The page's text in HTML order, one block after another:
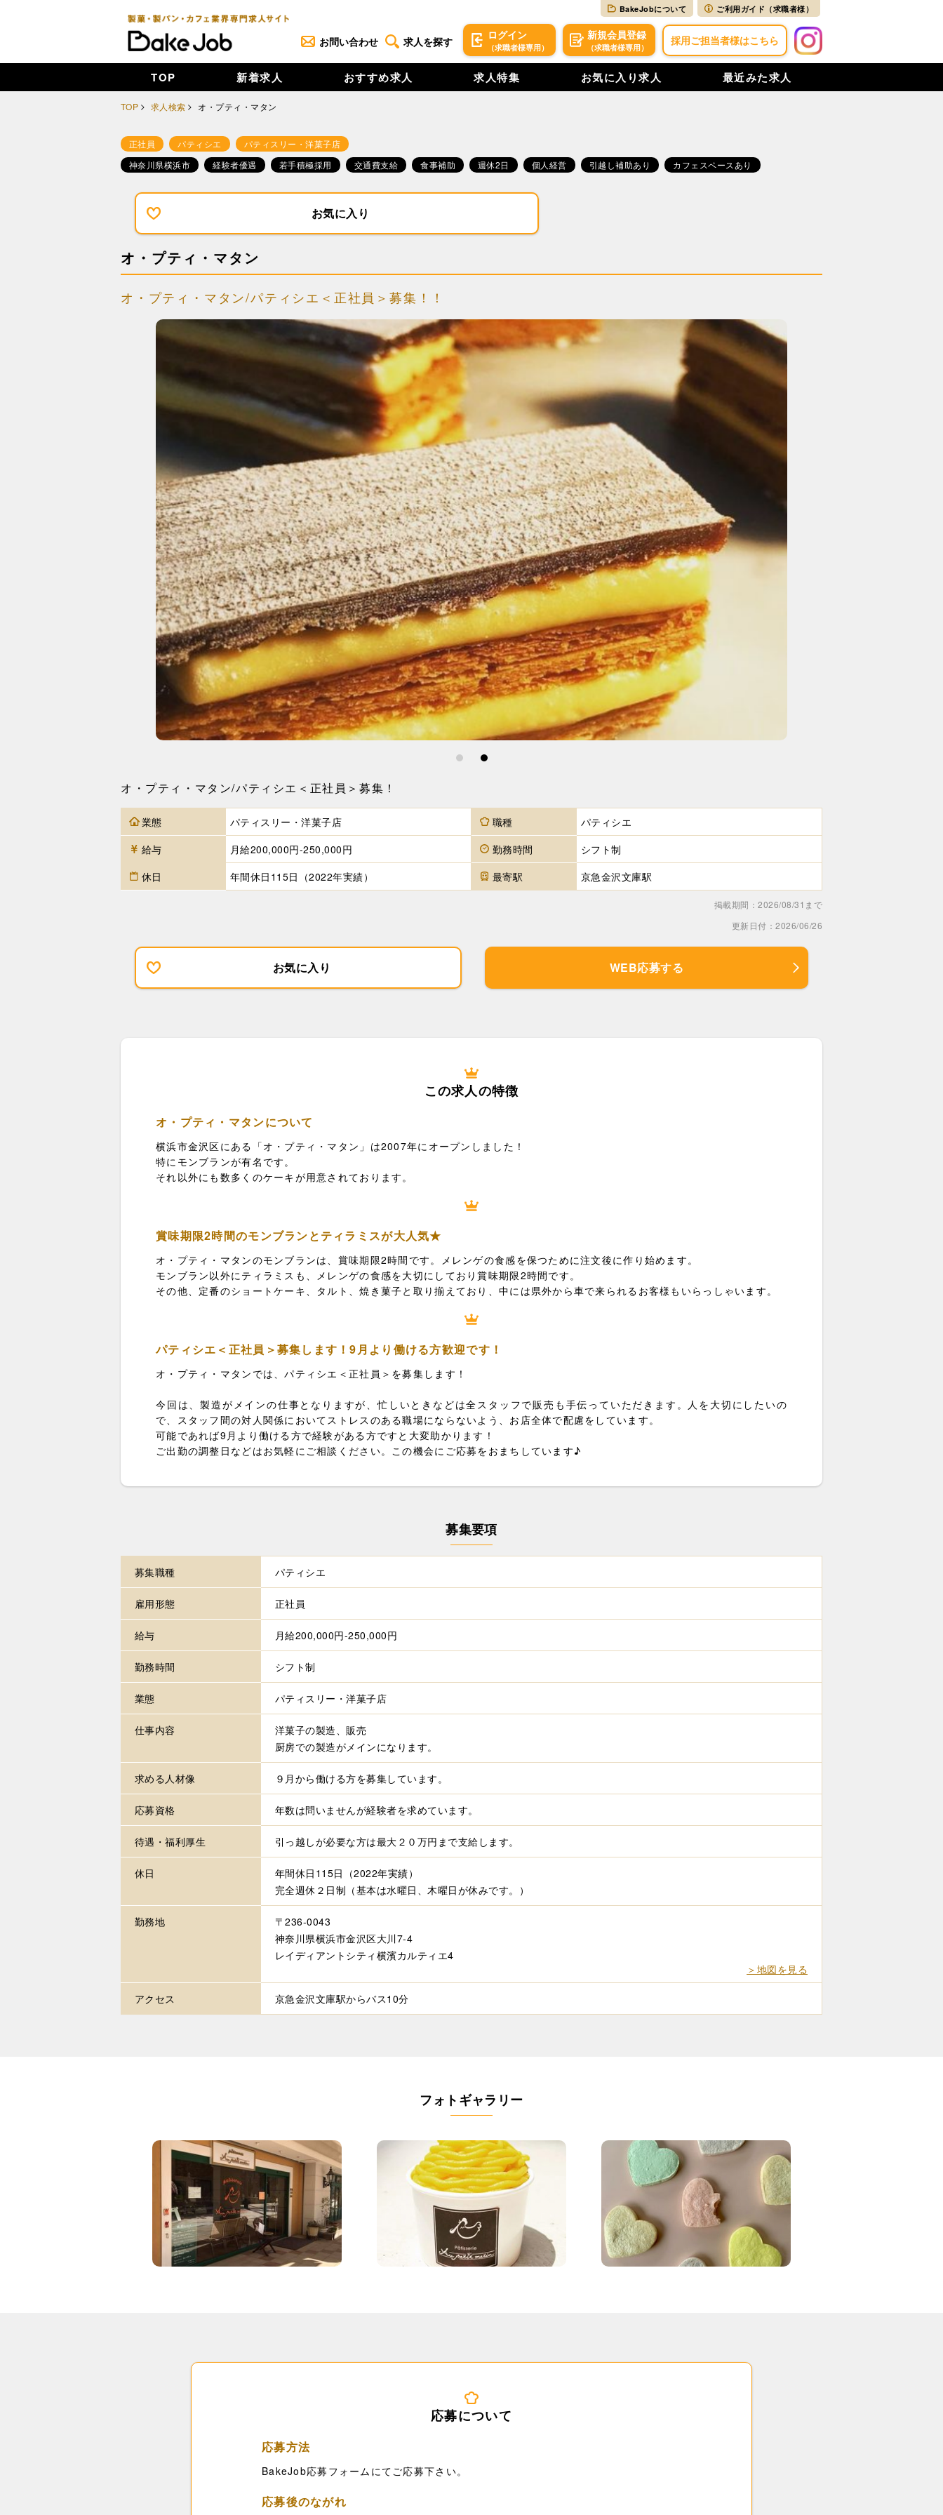
BakeJobについて ご利用ガイド（求職者様）
お問い合わせ 求人を探す ログイン
（求職者様専用）
新規会員登録
（求職者様専用）
採用ご担当者様はこちら
TOP 新着求人 おすすめ求人 求人特集 お気に入り求人 最近みた求人
TOP 求人検索 オ・プティ・マタン
正社員 パティシエ
パティスリー・洋菓子店
神奈川県横浜市
経験者優遇 若手積極採用 交通費支給 食事補助 週休2日 個人経営 引越し補助あり カフェスペースあり
お気に入り
オ・プティ・マタン
オ・プティ・マタン/パティシエ＜正社員＞募集！！
1
2
オ・プティ・マタン/パティシエ＜正社員＞募集！
業態 パティスリー・洋菓子店 職種
パティシエ
給与
月給200,000円-250,000円 勤務時間
シフト制
休日
年間休日115日（2022年実績） 最寄駅 京急金沢文庫駅
掲載期間：2026/08/31まで
更新日付：2026/06/26
お気に入り WEB応募する
この求人の特徴
オ・プティ・マタンについて
横浜市金沢区にある「オ・プティ・マタン」は2007年にオープンしました！
特にモンブランが有名です。
それ以外にも数多くのケーキが用意されております。
賞味期限2時間のモンブランとティラミスが大人気★
オ・プティ・マタンのモンブランは、賞味期限2時間です。メレンゲの食感を保つために注文後に作り始めます。
モンブラン以外にティラミスも、メレンゲの食感を大切にしており賞味期限2時間です。
その他、定番のショートケーキ、タルト、焼き菓子と取り揃えており、中には県外から車で来られるお客様もいらっしゃいます。
パティシエ＜正社員＞募集します！9月より働ける方歓迎です！
オ・プティ・マタンでは、パティシエ＜正社員＞を募集します！
今回は、製造がメインの仕事となりますが、忙しいときなどは全スタッフで販売も手伝っていただきます。人を大切にしたいの
で、スタッフ間の対人関係においてストレスのある職場にならないよう、お店全体で配慮をしています。
可能であれば9月より働ける方で経験がある方ですと大変助かります！
ご出勤の調整日などはお気軽にご相談ください。この機会にご応募をおまちしています♪
募集要項
募集職種 パティシエ
雇用形態 正社員
給与 月給200,000円-250,000円
勤務時間 シフト制
業態 パティスリー・洋菓子店
仕事内容
洋菓子の製造、販売
厨房での製造がメインになります。
求める 人材像 ９月から働ける方を募集しています。
応募資格 年数は問いませんが経験者を求めています。
待遇・福利厚生 引っ越しが必要な方は最大２０万円まで支給します。
休日
年間休日115日（2022年実績）
完全週休２日制（基本は水曜日、木曜日が休みです。）
勤務地
〒236-0043
神奈川県横浜市金沢区大川7-4
レイディアントシティ横濱カルティエ4
＞地図を見る
アクセス 京急金沢文庫駅からバス10分
フォトギャラリー
応募について
応募方法
BakeJob応募フォームにてご応募下さい。
応募後のながれ